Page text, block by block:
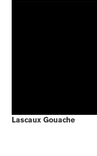
Lascaux Gouache